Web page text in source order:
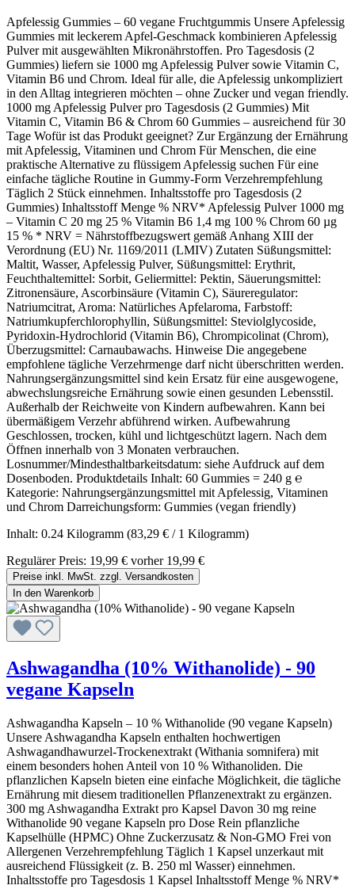
Apfelessig Gummies – 60 vegane Fruchtgummis Unsere Apfelessig
Gummies mit leckerem Apfel-Geschmack kombinieren Apfelessig
Pulver mit ausgewählten Mikronährstoffen. Pro Tagesdosis (2
Gummies) liefern sie 1000 mg Apfelessig Pulver sowie Vitamin C,
Vitamin B6 und Chrom. Ideal für alle, die Apfelessig unkompliziert
in den Alltag integrieren möchten – ohne Zucker und vegan friendly.
1000 mg Apfelessig Pulver pro Tagesdosis (2 Gummies) Mit
Vitamin C, Vitamin B6 & Chrom 60 Gummies – ausreichend für 30
Tage Wofür ist das Produkt geeignet? Zur Ergänzung der Ernährung
mit Apfelessig, Vitaminen und Chrom Für Menschen, die eine
praktische Alternative zu flüssigem Apfelessig suchen Für eine
einfache tägliche Routine in Gummy-Form Verzehrempfehlung
Täglich 2 Stück einnehmen. Inhaltsstoffe pro Tagesdosis (2
Gummies) Inhaltsstoff Menge % NRV* Apfelessig Pulver 1000 mg
– Vitamin C 20 mg 25 % Vitamin B6 1,4 mg 100 % Chrom 60 µg
15 % * NRV = Nährstoffbezugswert gemäß Anhang XIII der
Verordnung (EU) Nr. 1169/2011 (LMIV) Zutaten Süßungsmittel:
Maltit, Wasser, Apfelessig Pulver, Süßungsmittel: Erythrit,
Feuchthaltemittel: Sorbit, Geliermittel: Pektin, Säuerungsmittel:
Zitronensäure, Ascorbinsäure (Vitamin C), Säureregulator:
Natriumcitrat, Aroma: Natürliches Apfelaroma, Farbstoff:
Natriumkupferchlorophyllin, Süßungsmittel: Steviolglycoside,
Pyridoxin-Hydrochlorid (Vitamin B6), Chrompicolinat (Chrom),
Überzugsmittel: Carnaubawachs. Hinweise Die angegebene
empfohlene tägliche Verzehrmenge darf nicht überschritten werden.
Nahrungsergänzungsmittel sind kein Ersatz für eine ausgewogene,
abwechslungsreiche Ernährung sowie einen gesunden Lebensstil.
Außerhalb der Reichweite von Kindern aufbewahren. Kann bei
übermäßigem Verzehr abführend wirken. Aufbewahrung
Geschlossen, trocken, kühl und lichtgeschützt lagern. Nach dem
Öffnen innerhalb von 3 Monaten verbrauchen.
Losnummer/Mindesthaltbarkeitsdatum: siehe Aufdruck auf dem
Dosenboden. Produktdetails Inhalt: 60 Gummies = 240 g ℮
Kategorie: Nahrungsergänzungsmittel mit Apfelessig, Vitaminen
und Chrom Darreichungsform: Gummies (vegan friendly)
Inhalt: 0.24 Kilogramm (83,29 € / 1 Kilogramm)
Regulärer Preis: 19,99 € vorher 19,99 €
Preise inkl. MwSt. zzgl. Versandkosten
In den Warenkorb
Ashwagandha (10% Withanolide) - 90
vegane Kapseln
Ashwagandha Kapseln – 10 % Withanolide (90 vegane Kapseln)
Unsere Ashwagandha Kapseln enthalten hochwertigen
Ashwagandhawurzel-Trockenextrakt (Withania somnifera) mit
einem besonders hohen Anteil von 10 % Withanoliden. Die
pflanzlichen Kapseln bieten eine einfache Möglichkeit, die tägliche
Ernährung mit diesem traditionellen Pflanzenextrakt zu ergänzen.
300 mg Ashwagandha Extrakt pro Kapsel Davon 30 mg reine
Withanolide 90 vegane Kapseln pro Dose Rein pflanzliche
Kapselhülle (HPMC) Ohne Zuckerzusatz & Non-GMO Frei von
Allergenen Verzehrempfehlung Täglich 1 Kapsel unzerkaut mit
ausreichend Flüssigkeit (z. B. 250 ml Wasser) einnehmen.
Inhaltsstoffe pro Tagesdosis 1 Kapsel Inhaltsstoff Menge % NRV*